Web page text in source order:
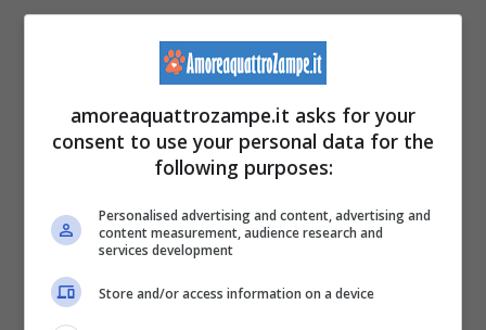
medesime esperienze. Sono immagini ferme
nel tempo. Luoghi che ci sembra di
conoscere benissimo, anche se non li
abbiamo mai visti; profumi che abbiamo già
annusato; atmosfere che abbiamo
certamente sentito sulla nostra pelle almeno
una volta nella vita”, sottolinea la curatrice
amoreaquattrozampe.it asks for your
consent to use your personal data for the
following purposes:
Personalised advertising and content, advertising and
content measurement, audience research and
services development
Store and/or access information on a device